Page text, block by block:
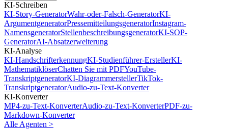
KI-Schreiben
KI-Story-GeneratorWahr-oder-Falsch-GeneratorKI-
ArgumentgeneratorPressemitteilungsgeneratorInstagram-
NamensgeneratorStellenbeschreibungsgeneratorKI-SOP-
GeneratorAI-Absatzerweiterung
KI-Analyse
KI-HandschrifterkennungKI-Studienführer-ErstellerKI-
MathematiklöserChatten Sie mit PDFYouTube-
TranskriptgeneratorKI-DiagrammerstellerTikTok-
TranskriptgeneratorAudio-zu-Text-Konverter
KI-Konverter
MP4-zu-Text-KonverterAudio-zu-Text-KonverterPDF-zu-
Markdown-Konverter
Alle Agenten >